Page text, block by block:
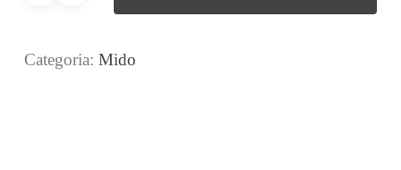
Categoria: Mido